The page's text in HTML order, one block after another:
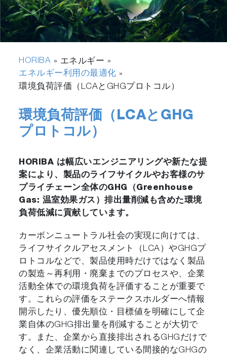
HORIBA » エネルギー »
エネルギー利用の最適化 »
環境負荷評価（LCAとGHGプロトコル）
環境負荷評価（LCAとGHG
プロトコル）
HORIBA は幅広いエンジニアリングや新たな提
案により、製品のライフサイクルやお客様のサ
プライチェーン全体のGHG（Greenhouse
Gas: 温室効果ガス）排出量削減も含めた環境
負荷低減に貢献しています。
カーボンニュートラル社会の実現に向けては、
ライフサイクルアセスメント（LCA）やGHGプ
ロトコルなどで、製品使用時だけではなく製品
の製造～再利用・廃棄までのプロセスや、企業
活動全体での環境負荷を評価することが重要で
す。これらの評価をステークスホルダーへ情報
開示したり、優先順位・目標値を明確にして企
業自体のGHG排出量を削減することが大切で
す。また、企業から直接排出されるGHGだけで
なく、企業活動に関連している間接的なGHGの